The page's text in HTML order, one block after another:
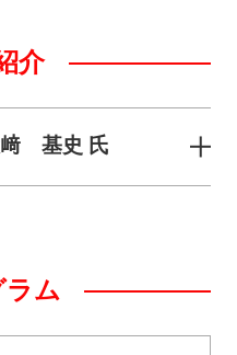
介
基史 氏
ラム